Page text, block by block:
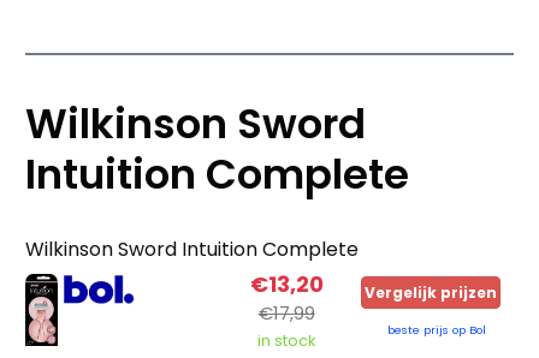
Wilkinson Sword
Intuition Complete
Wilkinson Sword Intuition Complete
€13,20
€17,99
in stock
Vergelijk prijzen
beste prijs op Bol